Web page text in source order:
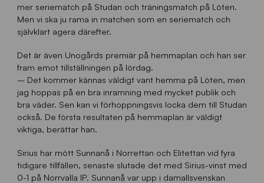
mer seriematch på Studan och träningsmatch på Löten.
Men vi ska ju rama in matchen som en seriematch och
självklart agera därefter.
Det är även Unogårds premiär på hemmaplan och han ser
fram emot tillställningen på lördag.
– Det kommer kännas väldigt vant hemma på Löten, men
jag hoppas på en bra inramning med mycket publik och
bra väder. Sen kan vi förhoppningsvis locka dem till Studan
också. De första resultaten på hemmaplan är väldigt
viktiga, berättar han.
Sirius har mött Sunnanå i Norrettan och Elitettan vid fyra
tidigare tillfällen, senaste slutade det med Sirius-vinst med
0-1 på Norrvalla IP. Sunnanå var upp i damallsvenskan